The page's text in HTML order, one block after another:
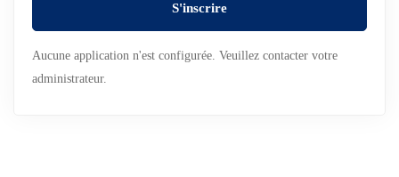
S'inscrire
Aucune application n'est configurée. Veuillez contacter votre
administrateur.